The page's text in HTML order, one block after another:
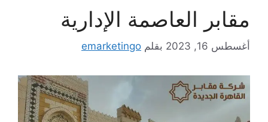
مقابر العاصمة الإدارية
أغسطس 16, 2023 بقلم emarketingo